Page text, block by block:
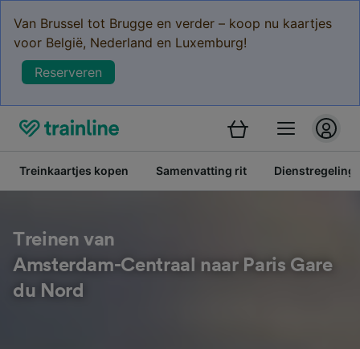
Van Brussel tot Brugge en verder – koop nu kaartjes
voor België, Nederland en Luxemburg!
Reserveren
Treinkaartjes kopen Samenvatting rit Dienstregeling
Treinen van
Amsterdam-Centraal naar Paris Gare
du Nord